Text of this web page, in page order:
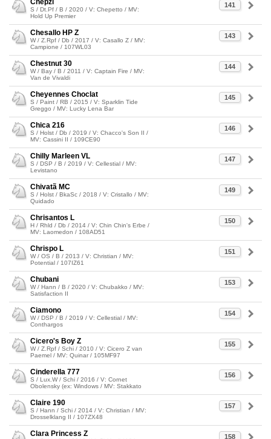
141
Chepzi
S / Dt.Pf / B / 2020 / V: Chepetto / MV:
Hold Up Premier
143
Chesallo HP Z
W / Z.Rpf / Db / 2017 / V: Casallo Z / MV:
Campione / 107WL03
144
Chestnut 30
W / Bay / B / 2011 / V: Captain Fire / MV:
Van de Vivaldi
145
Cheyennes Choclat
S / Paint / RB / 2015 / V: Sparklin Tide
Greggo / MV: Lucky Lena Bar
146
Chica 216
S / Holst / Db / 2019 / V: Chacco's Son II /
MV: Cassini II / 109CE90
147
Chilly Marleen VL
S / DSP / B / 2019 / V: Cellestial / MV:
Levistano
149
Chivatã MC
S / Holst / BkaSc / 2018 / V: Cristallo / MV:
Quidado
150
Chrisantos L
H / Rhld / Db / 2014 / V: Chin Chin's Erbe /
MV: Laomedon / 108AD51
151
Chrispo L
W / OS / B / 2013 / V: Christian / MV:
Potential / 107IZ61
153
Chubani
W / Hann / B / 2020 / V: Chubakko / MV:
Satisfaction II
154
Ciamono
W / DSP / B / 2019 / V: Cellestial / MV:
Conthargos
155
Cicero's Boy Z
W / Z.Rpf / Schi / 2010 / V: Cicero Z van
Paemel / MV: Quinar / 105MF97
156
Cinderella 777
S / Lux.W / Schi / 2016 / V: Cornet
Obolensky (ex: Windows / MV: Stakkato
157
Claire 190
S / Hann / Schi / 2014 / V: Christian / MV:
Drosselklang II / 107ZX48
158
Clara Princess Z